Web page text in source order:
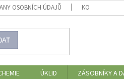
OSOBNÍCH ÚDAJŮ KONTAKTY
ÚKLID ZÁSOBNÍKY A